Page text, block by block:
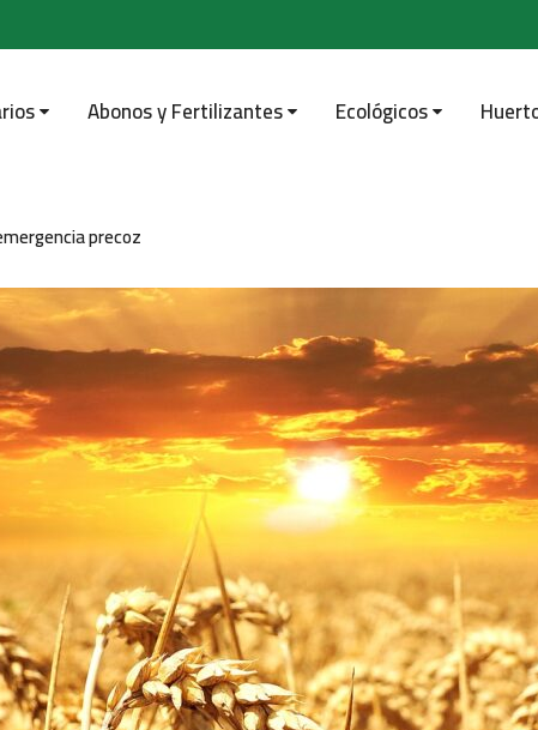
Abonos y Fertilizantes Ecológicos
precoz